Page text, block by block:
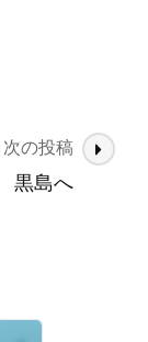
次の投稿
黒島へ